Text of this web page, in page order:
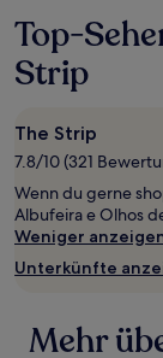
letzten
24 Stunden
für
einen
mit
1 Übernachtung
von
2 Erwachsenen
gefunden
wurde.
Preise
und
können
sich
Top-
Strip
The Strip
7.8/10 (321
Wenn du gerne
Albufeira e Olhos
Weniger
Unterkünfte
Mehr